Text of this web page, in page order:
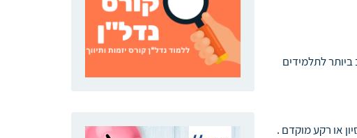
לתלמידים
או רקע מוקדם .